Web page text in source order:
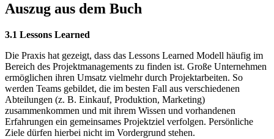
Auszug aus dem Buch
3.1 Lessons Learned
Die Praxis hat gezeigt, dass das Lessons Learned Modell häufig im
Bereich des Projektmanagements zu finden ist. Große Unternehmen
ermöglichen ihren Umsatz vielmehr durch Projektarbeiten. So
werden Teams gebildet, die im besten Fall aus verschiedenen
Abteilungen (z. B. Einkauf, Produktion, Marketing)
zusammenkommen und mit ihrem Wissen und vorhandenen
Erfahrungen ein gemeinsames Projektziel verfolgen. Persönliche
Ziele dürfen hierbei nicht im Vordergrund stehen.